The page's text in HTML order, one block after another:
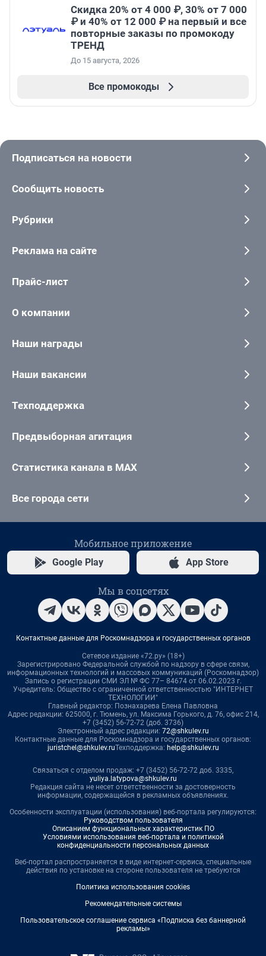
Скидка 20% от 4 000 ₽, 30% от 7 000
₽ и 40% от 12 000 ₽ на первый и все
повторные заказы по промокоду
ТРЕНД
До 15 августа, 2026
Все промокоды
Подписаться на новости
Сообщить новость
Рубрики
Реклама на сайте
Прайс-лист
О компании
Наши награды
Наши вакансии
Техподдержка
Предвыборная агитация
Статистика канала в MAX
Все города сети
Мобильное приложение
Google Play App Store
Мы в соцсетях
Контактные данные для Роскомнадзора и государственных органов
Сетевое издание «72.ру» (18+)
Зарегистрировано Федеральной службой по надзору в сфере связи,
информационных технологий и массовых коммуникаций (Роскомнадзор)
Запись о регистрации СМИ ЭЛ № ФС 77– 84674 от 06.02.2023 г.
Учредитель: Общество с ограниченной ответственностью "ИНТЕРНЕТ
ТЕХНОЛОГИИ"
Главный редактор: Познахарева Елена Павловна
Адрес редакции: 625000, г. Тюмень, ул. Максима Горького, д. 76, офис 214,
+7 (3452) 56-72-72 (доб. 3736)
Электронный адрес редакции: 72@shkulev.ru
Контактные данные для Роскомнадзора и государственных органов:
juristchel@shkulev.ruТехподдержка: help@shkulev.ru
Связаться с отделом продаж: +7 (3452) 56-72-72 доб. 3335,
yuliya.latypova@shkulev.ru
Редакция сайта не несет ответственности за достоверность
информации, содержащейся в рекламных объявлениях.
Особенности эксплуатации (использования) веб-портала регулируются:
Руководством пользователя
Описанием функциональных характеристик ПО
Условиями использования веб-портала и политикой
конфиденциальности персональных данных
Веб-портал распространяется в виде интернет-сервиса, специальные
действия по установке на стороне пользователя не требуются
Политика использования cookies
Рекомендательные системы
Пользовательское соглашение сервиса «Подписка без баннерной
рекламы»